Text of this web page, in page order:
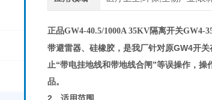
正品GW4-40.5/1000A 35KV隔离开关GW4-
带避雷器、硅橡胶，是我厂针对原GW4开
止“带电挂地线和带地线合闸”等误操作，
品。